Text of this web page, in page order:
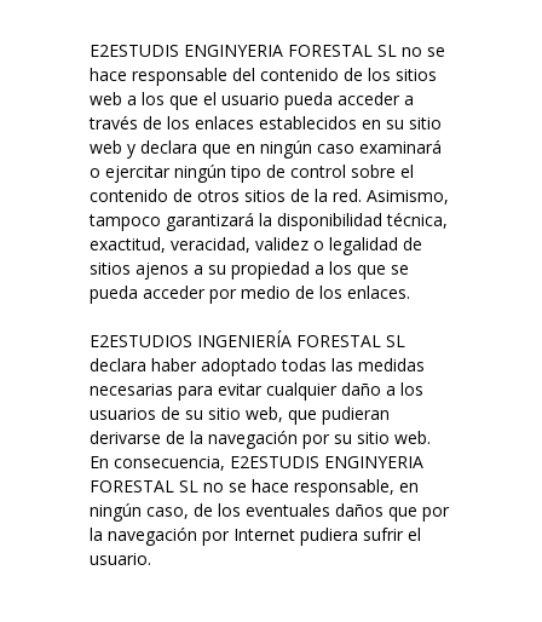
E2ESTUDIS ENGINYERIA FORESTAL SL no se
hace responsable del contenido de los sitios
web a los que el usuario pueda acceder a
través de los enlaces establecidos en su sitio
web y declara que en ningún caso examinará
o ejercitar ningún tipo de control sobre el
contenido de otros sitios de la red. Asimismo,
tampoco garantizará la disponibilidad técnica,
exactitud, veracidad, validez o legalidad de
sitios ajenos a su propiedad a los que se
pueda acceder por medio de los enlaces.
E2ESTUDIOS INGENIERÍA FORESTAL SL
declara haber adoptado todas las medidas
necesarias para evitar cualquier daño a los
usuarios de su sitio web, que pudieran
derivarse de la navegación por su sitio web.
En consecuencia, E2ESTUDIS ENGINYERIA
FORESTAL SL no se hace responsable, en
ningún caso, de los eventuales daños que por
la navegación por Internet pudiera sufrir el
usuario.